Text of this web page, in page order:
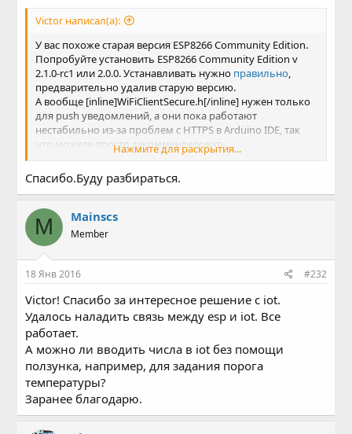
Victor написал(а):
У вас похоже старая версия ESP8266 Community Edition.
Попробуйте установить ESP8266 Community Edition v
2.1.0-rc1 или 2.0.0. Устанавливать нужно правильно,
предварительно удалив старую версию.
А вообще [inline]WiFiClientSecure.h[/inline] нужен только
для push уведомлений, а они пока работают
нестабильно из-за проблем с HTTPS в Arduino IDE, так
что можете просто закомментировать
[inline]WiFiClientSecure.h[/inline]
Нажмите для раскрытия...
Спасибо.Буду разбираться.
M Mainscs
Member
18 Янв 2016 #232
Victor! Спасибо за интересное решение с iot.
Удалось наладить связь между esp и iot. Все
работает.
А можно ли вводить числа в iot без помощи
ползунка, например, для задания порога
температуры?
Заранее благодарю.